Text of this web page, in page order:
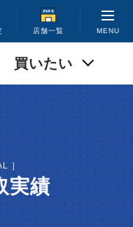
店舗一覧 MENU
買いたい
］
実績